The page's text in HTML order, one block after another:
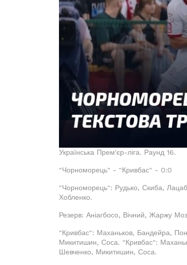
Українська Прем'єр-ліга. Раунд 16.
"Чорноморець" - "Кривбас" - 0:0
"Чорноморець": Рудько, Скиба,
Хобленко.
Резерв: Аніагбосо, Вічний, Жаржу
"Кривбас": Маханьков, Бандейра,
Микитишин, Соса. "Кривбас":
Шевченко, Микитишин, Соса.